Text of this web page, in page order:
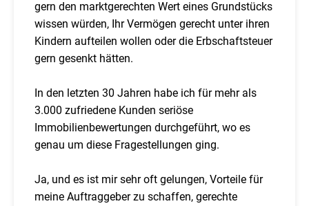
gern den marktgerechten Wert eines Grundstücks
wissen würden, Ihr Vermögen gerecht unter ihren
Kindern aufteilen wollen oder die Erbschaftsteuer
gern gesenkt hätten.
In den letzten 30 Jahren habe ich für mehr als
3.000 zufriedene Kunden seriöse
Immobilienbewertungen durchgeführt, wo es
genau um diese Fragestellungen ging.
Ja, und es ist mir sehr oft gelungen, Vorteile für
meine Auftraggeber zu schaffen, gerechte